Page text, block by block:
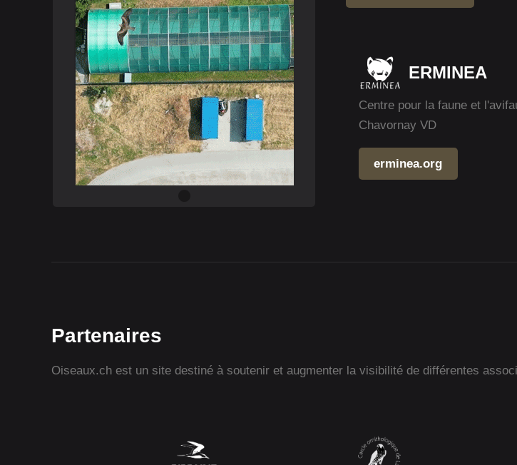
ERMINEA
Centre pour la faune et
Chavornay VD
erminea.org
Partenaires
Oiseaux.ch est un site destiné à soutenir et augmenter la visibilité de différentes